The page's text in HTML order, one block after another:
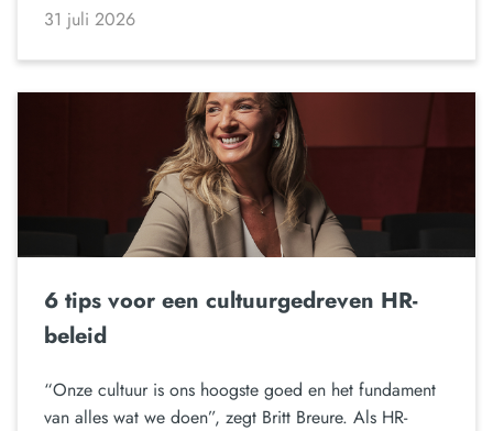
31 juli 2026
6 tips voor een cultuurgedreven HR-
beleid
“Onze cultuur is ons hoogste goed en het fundament
van alles wat we doen”, zegt Britt Breure. Als HR-